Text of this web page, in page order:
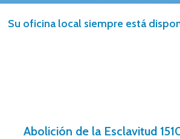
Su oficina local siempre está
Abolición de la Esclavitud